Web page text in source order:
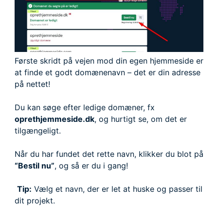
Første skridt på vejen mod din egen hjemmeside er
at finde et godt domænenavn – det er din adresse
på nettet!
Du kan søge efter ledige domæner, fx
oprethjemmeside.dk, og hurtigt se, om det er
tilgængeligt.
Når du har fundet det rette navn, klikker du blot på
“Bestil nu”, og så er du i gang!
Tip: Vælg et navn, der er let at huske og passer til
dit projekt.